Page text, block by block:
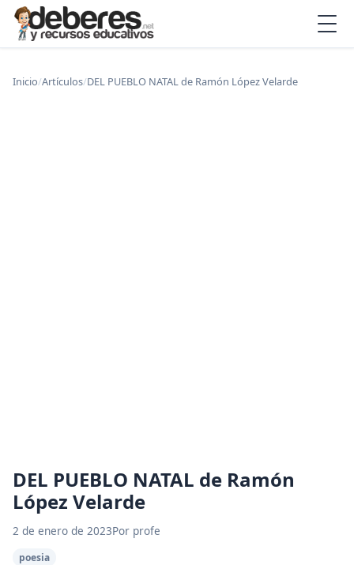
Inicio/Artículos/DEL PUEBLO NATAL de Ramón López Velarde
DEL PUEBLO NATAL de Ramón
López Velarde
2 de enero de 2023Por profe
poesia